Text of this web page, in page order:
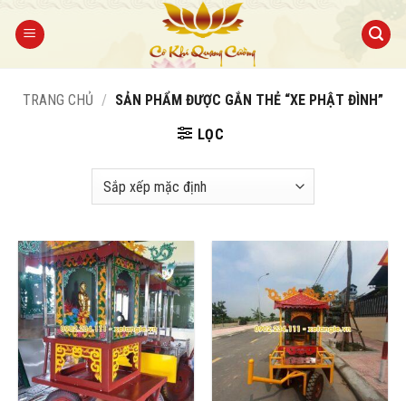
qua
TRANG CHỦ / SẢN PHẨM ĐƯỢC GẮN THẺ “XE PHẬT ĐÌNH”
LỌC